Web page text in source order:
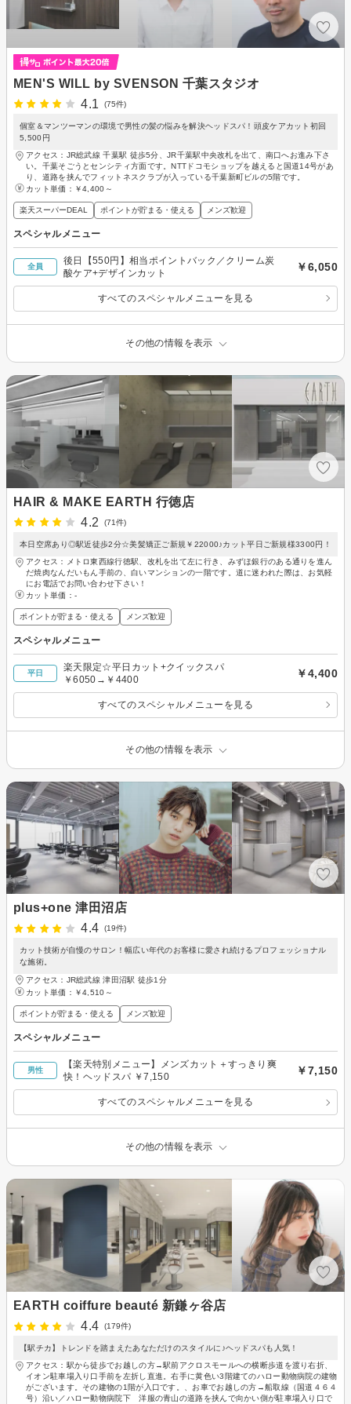
MEN'S WILL by SVENSON 千葉スタジオ
4.1
(75件)
個室＆マンツーマンの環境で男性の髪の悩みを解決ヘッドスパ！頭皮ケアカット初回
5,500円
アクセス：JR総武線 千葉駅 徒歩5分、JR千葉駅中央改札を出て、南口へお進み下さ
い。千葉そごうとセンシティ方面です。NTTドコモショップを越えると国道14号があ
り、道路を挟んでフィットネスクラブが入っている千葉新町ビルの5階です。
カット単価： ￥4,400～
楽天スーパーDEAL ポイントが貯まる・使える メンズ歓迎
スペシャルメニュー
全員
後日【550円】相当ポイントバック／クリーム炭
酸ケア+デザインカット
￥6,050
すべてのスペシャルメニューを見る
その他の情報を表示
HAIR & MAKE EARTH 行徳店
4.2
(71件)
本日空席あり◎駅近徒歩2分☆美髪矯正ご新規￥22000♪カット平日ご新規様3300円！
アクセス：メトロ東西線行徳駅、改札を出て左に行き、みずほ銀行のある通りを進ん
だ焼肉なんだいもん手前の、白いマンションの一階です。道に迷われた際は、お気軽
にお電話でお問い合わせ下さい！
カット単価： -
ポイントが貯まる・使える メンズ歓迎
スペシャルメニュー
平日
楽天限定☆平日カット+クイックスパ
￥6050→￥4400
￥4,400
すべてのスペシャルメニューを見る
その他の情報を表示
plus+one 津田沼店
4.4
(19件)
カット技術が自慢のサロン！幅広い年代のお客様に愛され続けるプロフェッショナル
な施術。
アクセス：JR総武線 津田沼駅 徒歩1分
カット単価： ￥4,510～
ポイントが貯まる・使える メンズ歓迎
スペシャルメニュー
男性
【楽天特別メニュー】メンズカット＋すっきり爽
快！ヘッドスパ ￥7,150
￥7,150
すべてのスペシャルメニューを見る
その他の情報を表示
EARTH coiffure beauté 新鎌ヶ谷店
4.4
(179件)
【駅チカ】トレンドを踏まえたあなただけのスタイルに♪ヘッドスパも人気！
アクセス：駅から徒歩でお越しの方→駅前アクロスモールへの横断歩道を渡り右折、
イオン駐車場入り口手前を左折し直進。右手に黄色い3階建てのハロー動物病院の建物
がございます。その建物の1階が入口です。、お車でお越しの方→船取線（国道４６４
号）沿い／ハロー動物病院下 洋服の青山の道路を挟んで向かい側が駐車場入り口で